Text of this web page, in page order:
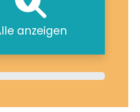
anzeigen